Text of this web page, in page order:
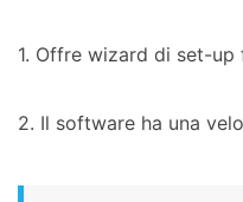
1. Offre wizard di set-up
2. Il software ha una